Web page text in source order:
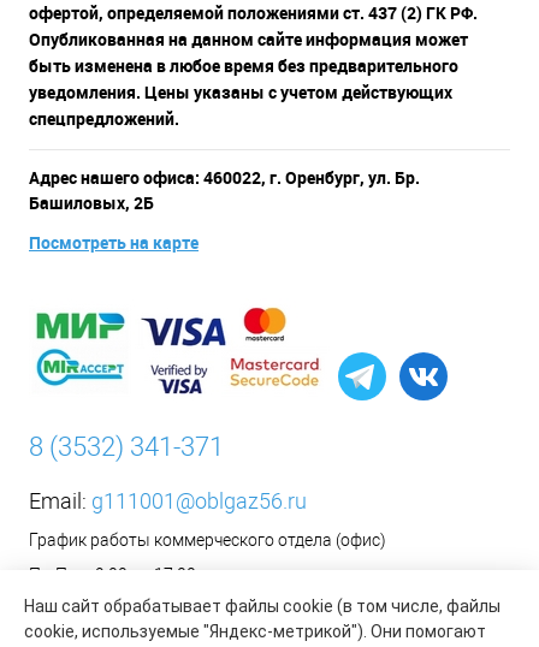
Наш сайт обрабатывает файлы cookie (в том числе, файлы
cookie, используемые "Яндекс-метрикой"). Они помогают
офертой, определяемой положениями ст. 437 (2) ГК РФ.
Опубликованная на данном сайте информация может
быть изменена в любое время без предварительного
уведомления. Цены указаны с учетом действующих
спецпредложений.
Адрес нашего офиса: 460022, г. Оренбург, ул. Бр.
Башиловых, 2Б
Посмотреть на карте
8 (3532) 341-371
Email: g111001@oblgaz56.ru
График работы коммерческого отдела (офис)
Пн-Пт: с 9:00 до 17:00
Сб-Вс: Выходной